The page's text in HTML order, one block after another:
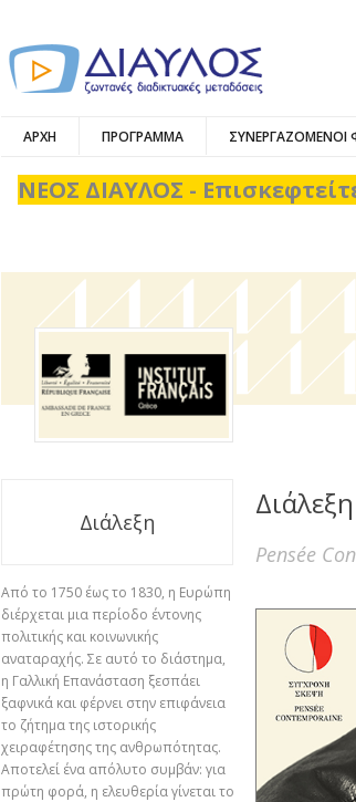
ΑΡΧΗ ΠΡΟΓΡΑΜΜΑ ΣΥΝΕΡΓΑΖΟΜΕΝΟΙ
ΝΕΟΣ ΔΙΑΥΛΟΣ -
Pensée
Διάλεξη
Από το 1750 έως το 1830, η Ευρώπη
διέρχεται μια περίοδο έντονης
πολιτικής και κοινωνικής
αναταραχής. Σε αυτό το διάστημα,
η Γαλλική Επανάσταση ξεσπάει
ξαφνικά και φέρνει στην επιφάνεια
το ζήτημα της ιστορικής
χειραφέτησης της ανθρωπότητας.
Αποτελεί ένα απόλυτο συμβάν: για
πρώτη φορά, η ελευθερία γίνεται το